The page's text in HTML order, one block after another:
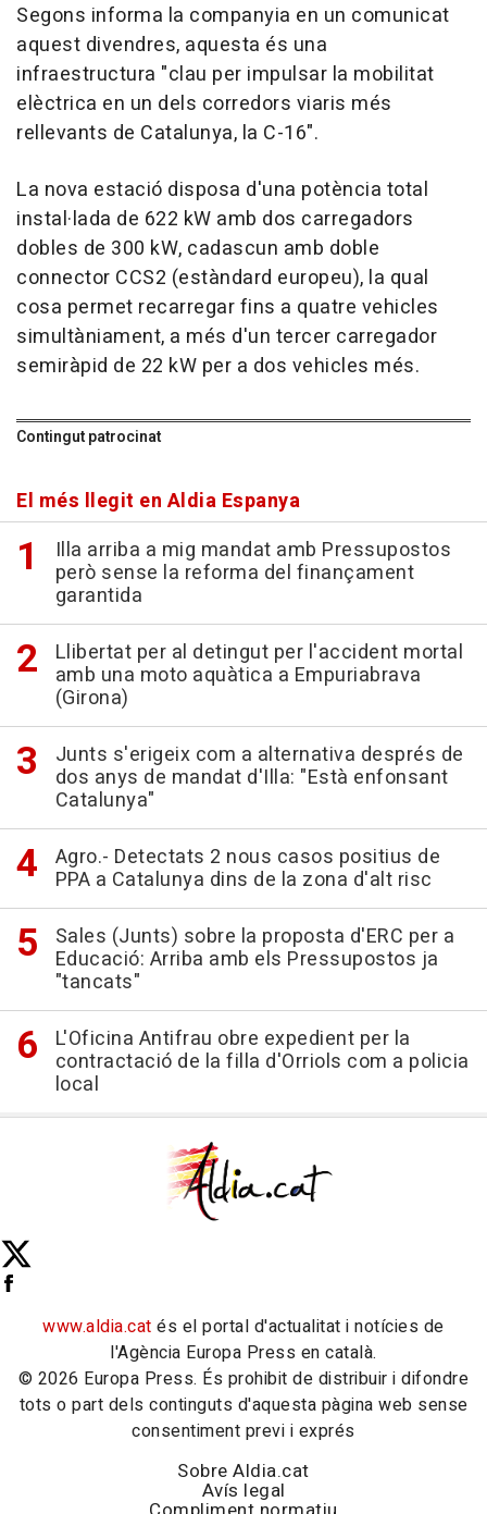
Segons informa la companyia en un comunicat
aquest divendres, aquesta és una
infraestructura "clau per impulsar la mobilitat
elèctrica en un dels corredors viaris més
rellevants de Catalunya, la C-16".
La nova estació disposa d'una potència total
instal·lada de 622 kW amb dos carregadors
dobles de 300 kW, cadascun amb doble
connector CCS2 (estàndard europeu), la qual
cosa permet recarregar fins a quatre vehicles
simultàniament, a més d'un tercer carregador
semiràpid de 22 kW per a dos vehicles més.
Contingut patrocinat
El més llegit en Aldia Espanya
Illa arriba a mig mandat amb Pressupostos
però sense la reforma del finançament
garantida
Llibertat per al detingut per l'accident mortal
amb una moto aquàtica a Empuriabrava
(Girona)
Junts s'erigeix com a alternativa després de
dos anys de mandat d'Illa: "Està enfonsant
Catalunya"
Agro.- Detectats 2 nous casos positius de
PPA a Catalunya dins de la zona d'alt risc
Sales (Junts) sobre la proposta d'ERC per a
Educació: Arriba amb els Pressupostos ja
"tancats"
L'Oficina Antifrau obre expedient per la
contractació de la filla d'Orriols com a policia
local
www.aldia.cat és el portal d'actualitat i notícies de
l'Agència Europa Press en català.
© 2026 Europa Press. És prohibit de distribuir i difondre
tots o part dels continguts d'aquesta pàgina web sense
consentiment previ i exprés
Sobre Aldia.cat
Avís legal